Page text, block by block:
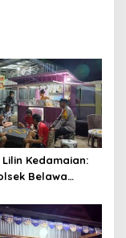
Kedamaian:
Belawa
Umat